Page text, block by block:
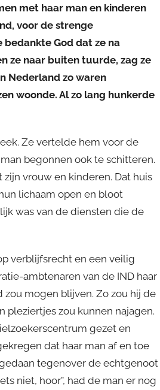
met haar man en kinderen
voor de strenge
bedankte God dat ze na
ze naar buiten tuurde, zag ze
Nederland zo waren
woonde. Al zo lang hunkerde
Ze vertelde hem voor de
begonnen ook te schitteren.
vrouw en kinderen. Dat huis
lichaam open en bloot
was van de diensten die de
verblijfsrecht en een veilig
ambtenaren van de IND haar
mogen blijven. Zo zou hij de
zou kunnen najagen.
gezet en
dat haar man af en toe
tegenover de echtgenoot
niet, hoor”, had de man er nog